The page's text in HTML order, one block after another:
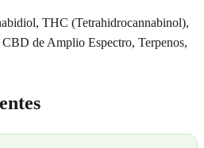
THC (Tetrahidrocannabinol),
de Amplio Espectro, Terpenos,